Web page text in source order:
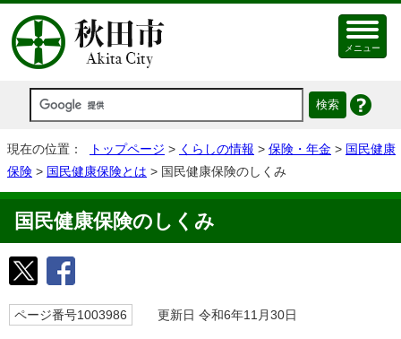
メニュー
現在の位置： トップページ > くらしの情報 > 保険・年金 > 国民健康
保険 > 国民健康保険とは > 国民健康保険のしくみ
国民健康保険のしくみ
ページ番号1003986 更新日 令和6年11月30日